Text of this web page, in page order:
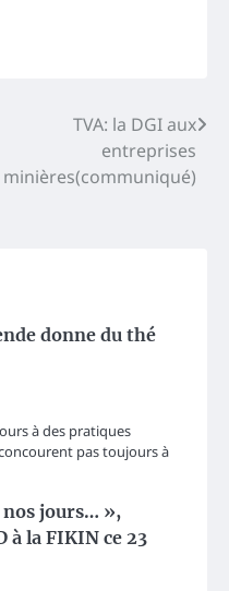
TVA: la DGI aux
entreprises
minières(communiqué)
donne du thé
à des pratiques
pas toujours à
nos jours… »,
à la FIKIN ce 23